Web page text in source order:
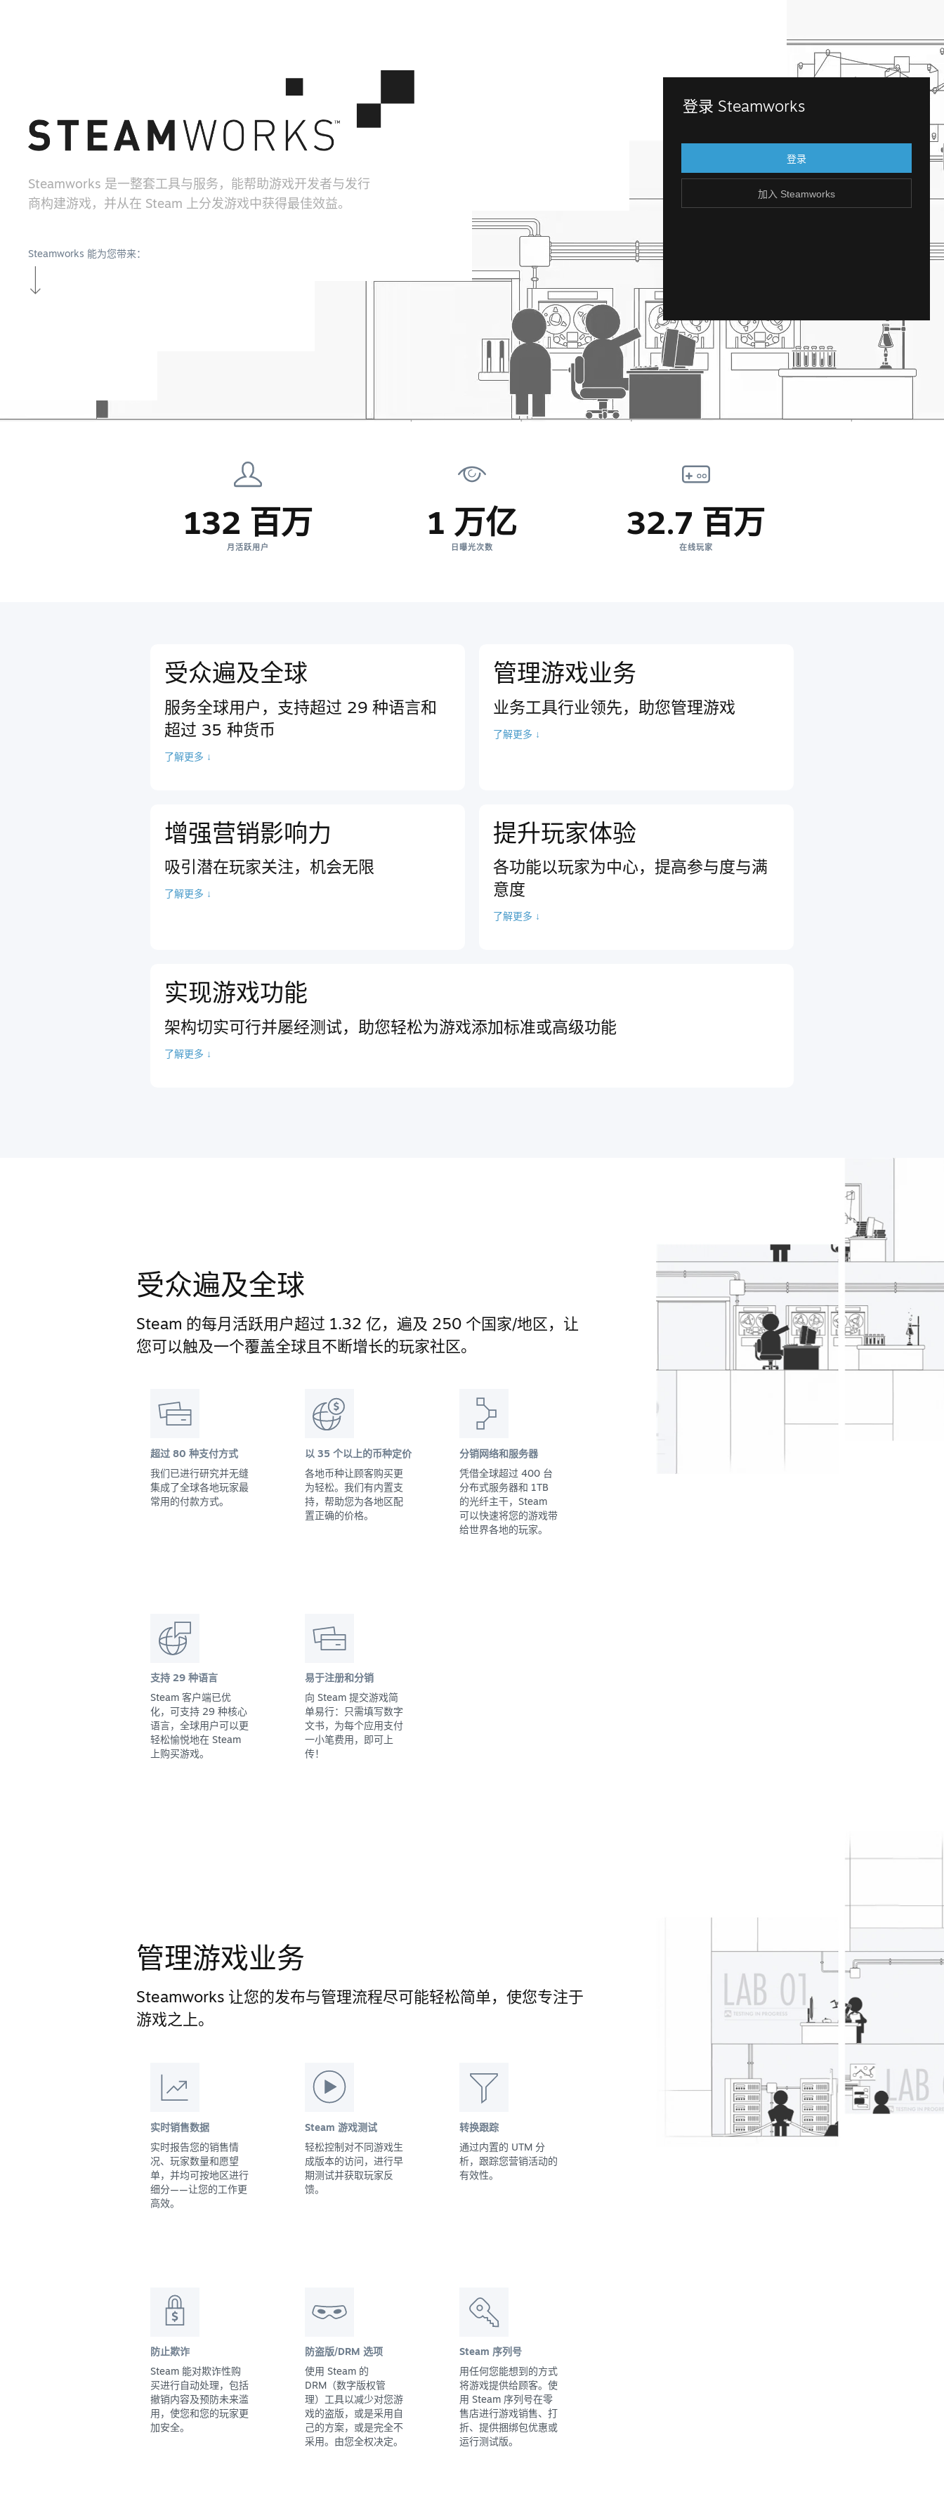
Steamworks 是一整套工具与服务，能帮助游戏开发者与发行
商构建游戏，并从在 Steam 上分发游戏中获得最佳效益。
Steamworks 能为您带来：
登录 Steamworks
登录
加入 Steamworks
加入 Steamworks
还没有 Steam 帐户？创建一个，轻松免费！
创建 Steam 帐户
132 百万
月活跃用户
1 万亿
日曝光次数
32.7 百万
在线玩家
受众遍及全球
服务全球用户，支持超过 29 种语言和
超过 35 种货币
了解更多 ↓
管理游戏业务
业务工具行业领先，助您管理游戏
了解更多 ↓
增强营销影响力
吸引潜在玩家关注，机会无限
了解更多 ↓
提升玩家体验
各功能以玩家为中心，提高参与度与满
意度
了解更多 ↓
实现游戏功能
架构切实可行并屡经测试，助您轻松为游戏添加标准或高级功能
了解更多 ↓
受众遍及全球
Steam 的每月活跃用户超过 1.32 亿，遍及 250 个国家/地区，让
您可以触及一个覆盖全球且不断增长的玩家社区。
超过 80 种支付方式
我们已进行研究并无缝
集成了全球各地玩家最
常用的付款方式。
以 35 个以上的币种定价
各地币种让顾客购买更
为轻松。我们有内置支
持，帮助您为各地区配
置正确的价格。
分销网络和服务器
凭借全球超过 400 台
分布式服务器和 1TB
的光纤主干，Steam
可以快速将您的游戏带
给世界各地的玩家。
支持 29 种语言
Steam 客户端已优
化，可支持 29 种核心
语言，全球用户可以更
轻松愉悦地在 Steam
上购买游戏。
易于注册和分销
向 Steam 提交游戏简
单易行：只需填写数字
文书，为每个应用支付
一小笔费用，即可上
传！
管理游戏业务
Steamworks 让您的发布与管理流程尽可能轻松简单，使您专注于
游戏之上。
实时销售数据
实时报告您的销售情
况、玩家数量和愿望
单，并均可按地区进行
细分——让您的工作更
高效。
Steam 游戏测试
轻松控制对不同游戏生
成版本的访问，进行早
期测试并获取玩家反
馈。
转换跟踪
通过内置的 UTM 分
析，跟踪您营销活动的
有效性。
防止欺诈
Steam 能对欺诈性购
买进行自动处理，包括
撤销内容及预防未来滥
用，使您和您的玩家更
加安全。
防盗版/DRM 选项
使用 Steam 的
DRM（数字版权管
理）工具以减少对您游
戏的盗版，或是采用自
己的方案，或是完全不
采用。由您全权决定。
Steam 序列号
用任何您能想到的方式
将游戏提供给顾客。使
用 Steam 序列号在零
售店进行游戏销售、打
折、提供捆绑包优惠或
运行测试版。